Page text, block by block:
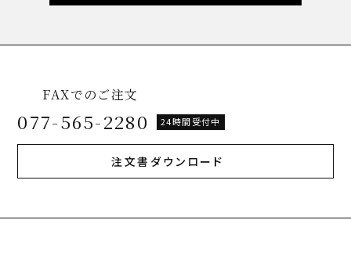
FAXでのご注文
077-565-2280 24時間受付中
注文書ダウンロード